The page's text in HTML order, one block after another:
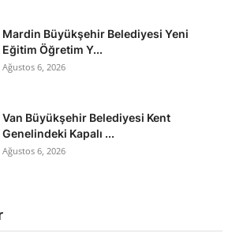
Mardin Büyükşehir Belediyesi Yeni
Eğitim Öğretim Y...
Ağustos 6, 2026
Van Büyükşehir Belediyesi Kent
Genelindeki Kapalı ...
Ağustos 6, 2026